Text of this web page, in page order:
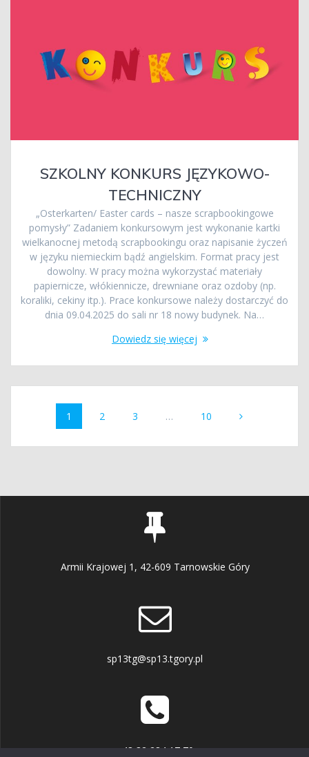
SZKOLNY KONKURS JĘZYKOWO-
TECHNICZNY
„Osterkarten/ Easter cards – nasze scrapbookingowe
pomysły” Zadaniem konkursowym jest wykonanie kartki
wielkanocnej metodą scrapbookingu oraz napisanie życzeń
w języku niemieckim bądź angielskim. Format pracy jest
dowolny. W pracy można wykorzystać materiały
papiernicze, włókiennicze, drewniane oraz ozdoby (np.
koraliki, cekiny itp.). Prace konkursowe należy dostarczyć do
dnia 09.04.2025 do sali nr 18 nowy budynek. Na…
Dowiedz się więcej
Nawigacja
Strona
1 Strona
2 Strona
3 … Strona
10
Armii Krajowej 1, 42-609 Tarnowskie Góry
sp13tg@sp13.tgory.pl
+48 32 284 17 70